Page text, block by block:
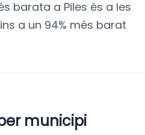
barata a Piles és a les
a un 94% més barat
municipi